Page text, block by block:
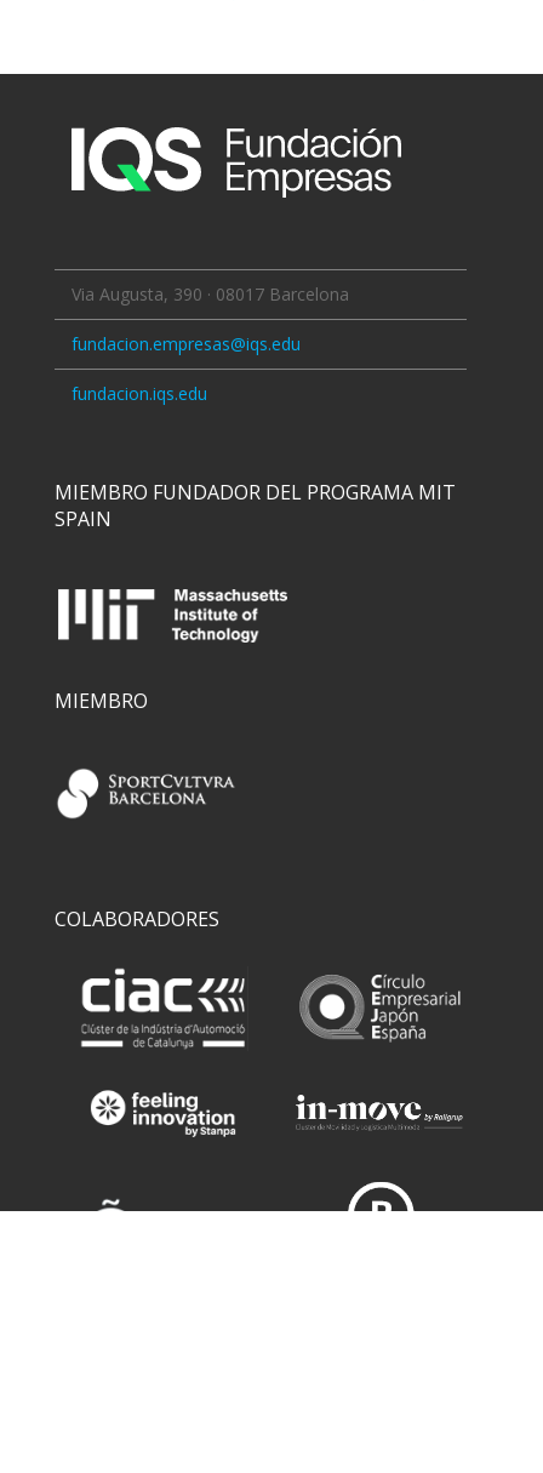
Via Augusta, 390 · 08017 Barcelona
fundacion.empresas@iqs.edu
fundacion.iqs.edu
MIEMBRO FUNDADOR DEL PROGRAMA MIT
SPAIN
MIEMBRO
COLABORADORES